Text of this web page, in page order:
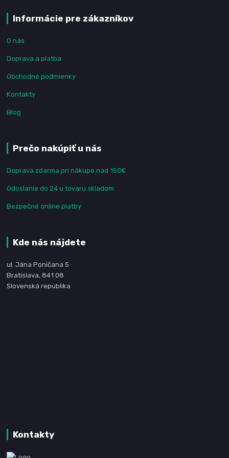
Informácie pre zákazníkov
O nás
Doprava a platba
Obchodné podmienky
Kontakty
Blog
Prečo nakúpiť u nás
Doprava zdarma pri nákupe nad 150€
Odoslanie do 24 u tovaru skladom
Bezpečné online platby
Kde nás nájdete
ul. Jána Poničana 5
Bratislava, 841 08
Slovenská republika
Kontakty